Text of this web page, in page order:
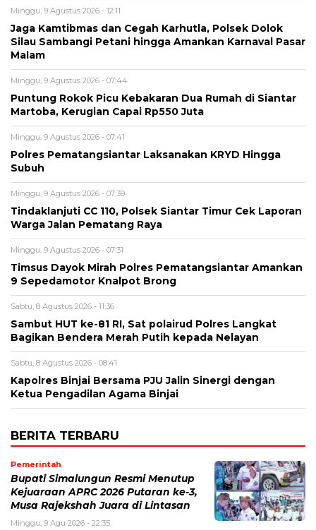
Minggu, 9 Agustus 2026 - 12:11
Jaga Kamtibmas dan Cegah Karhutla, Polsek Dolok
Silau Sambangi Petani hingga Amankan Karnaval Pasar
Malam
Minggu, 9 Agustus 2026 - 07:44
Puntung Rokok Picu Kebakaran Dua Rumah di Siantar
Martoba, Kerugian Capai Rp550 Juta
Minggu, 9 Agustus 2026 - 07:41
Polres Pematangsiantar Laksanakan KRYD Hingga
Subuh
Minggu, 9 Agustus 2026 - 07:39
Tindaklanjuti CC 110, Polsek Siantar Timur Cek Laporan
Warga Jalan Pematang Raya
Minggu, 9 Agustus 2026 - 07:31
Timsus Dayok Mirah Polres Pematangsiantar Amankan
9 Sepedamotor Knalpot Brong
Sabtu, 8 Agustus 2026 - 11:36
Sambut HUT ke-81 RI, Sat polairud Polres Langkat
Bagikan Bendera Merah Putih kepada Nelayan
Sabtu, 8 Agustus 2026 - 08:41
Kapolres Binjai Bersama PJU Jalin Sinergi dengan
Ketua Pengadilan Agama Binjai
BERITA TERBARU
Pemerintah
Bupati Simalungun Resmi Menutup
Kejuaraan APRC 2026 Putaran ke-3,
Musa Rajekshah Juara di Lintasan
Minggu, 9 Agu 2026 - 22:35